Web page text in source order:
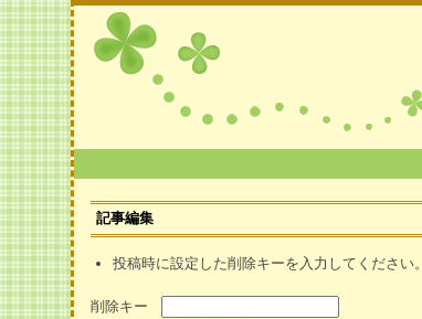
記事編集
投稿時に設定した削除キーを入力してください。
削除キー